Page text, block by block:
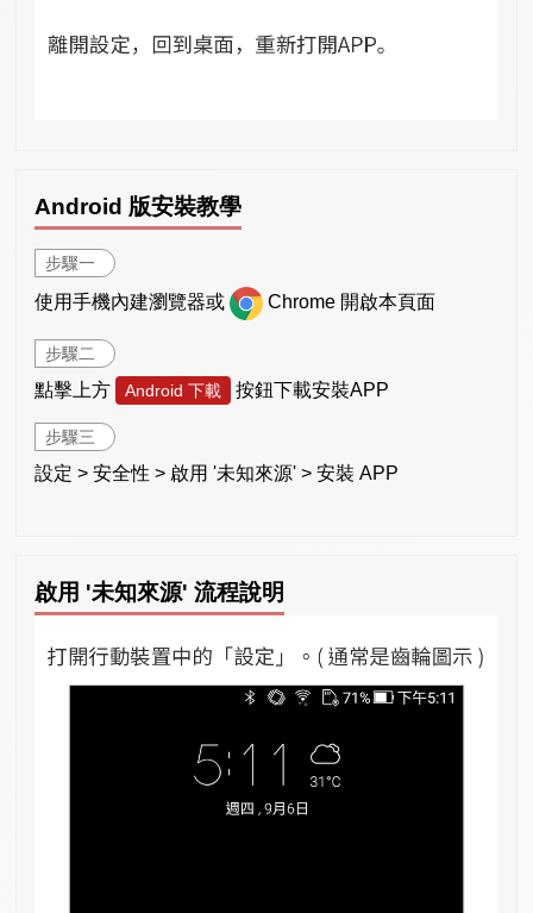
Android 版安裝教學
步驟一
使用手機內建瀏覽器或 Chrome 開啟本頁面
步驟二
點擊上方 Android 下載 按鈕下載安裝APP
步驟三
設定 > 安全性 > 啟用 '未知來源' > 安裝 APP
啟用 '未知來源' 流程說明